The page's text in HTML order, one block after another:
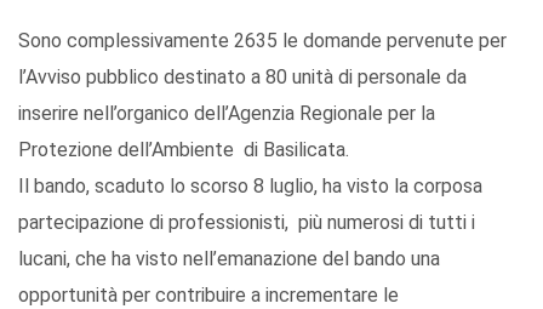
Sono complessivamente 2635 le domande pervenute per
l’Avviso pubblico destinato a 80 unità di personale da
inserire nell’organico dell’Agenzia Regionale per la
Protezione dell’Ambiente di Basilicata.
Il bando, scaduto lo scorso 8 luglio, ha visto la corposa
partecipazione di professionisti, più numerosi di tutti i
lucani, che ha visto nell’emanazione del bando una
opportunità per contribuire a incrementare le